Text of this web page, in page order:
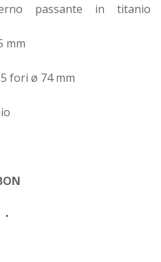
passante in titanio
mm
fori ø 74 mm